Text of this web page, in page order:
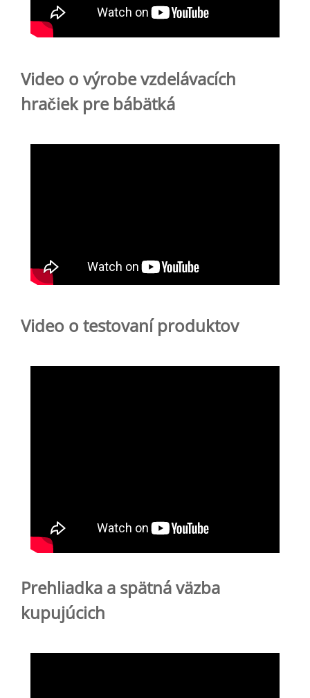
Video o výrobe vzdelávacích
hračiek pre bábätká
Video o testovaní produktov
Prehliadka a spätná väzba
kupujúcich